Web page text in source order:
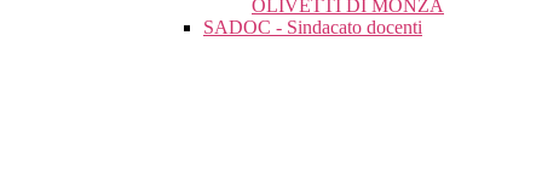
OLIVETTI DI MONZA
SADOC - Sindacato docenti